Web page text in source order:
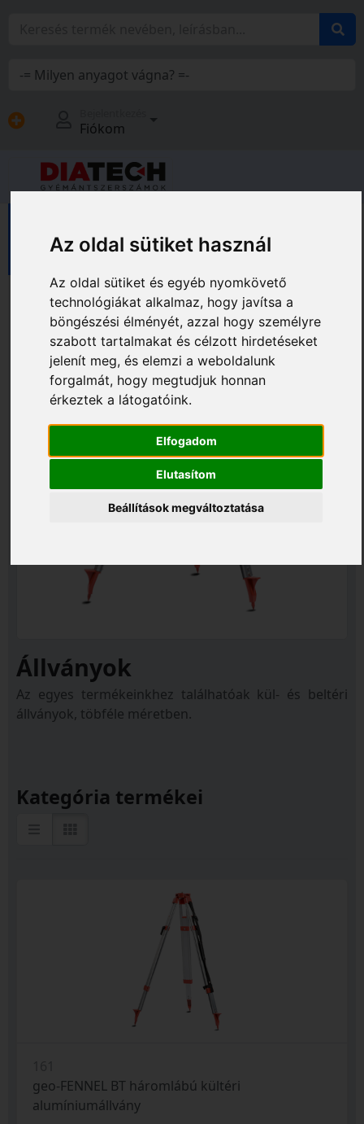
Az oldal sütiket használ
Az oldal sütiket és egyéb nyomkövető
technológiákat alkalmaz, hogy javítsa a
böngészési élményét, azzal hogy személyre
szabott tartalmakat és célzott hirdetéseket
jelenít meg, és elemzi a weboldalunk
forgalmát, hogy megtudjuk honnan
érkeztek a látogatóink.
Elfogadom
Elutasítom
Beállítások megváltoztatása
Fiókom
Tartozékok és kiegészítők
Állványok
Állványok
Az egyes termékeinkhez találhatóak kül- és beltéri
állványok, töbféle méretben.
Kategória termékei
geo-FENNEL BT háromlábú kültéri
alumíniumállvány